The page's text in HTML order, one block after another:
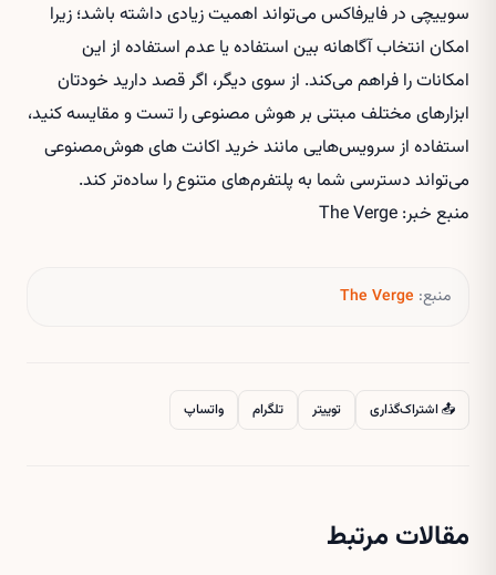
سوییچی در فایرفاکس می‌تواند اهمیت زیادی داشته باشد؛ زیرا
امکان انتخاب آگاهانه بین استفاده یا عدم استفاده از این
امکانات را فراهم می‌کند. از سوی دیگر، اگر قصد دارید خودتان
ابزارهای مختلف مبتنی بر هوش مصنوعی را تست و مقایسه کنید،
استفاده از سرویس‌هایی مانند خرید اکانت های هوش‌مصنوعی
می‌تواند دسترسی شما به پلتفرم‌های متنوع را ساده‌تر کند.
منبع خبر: The Verge
منبع: The Verge
📤 اشتراک‌گذاری توییتر تلگرام واتساپ
مقالات مرتبط